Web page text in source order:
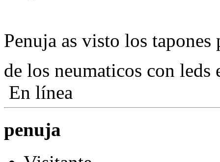
Penuja as visto los
de los neumaticos con
En línea
penuja